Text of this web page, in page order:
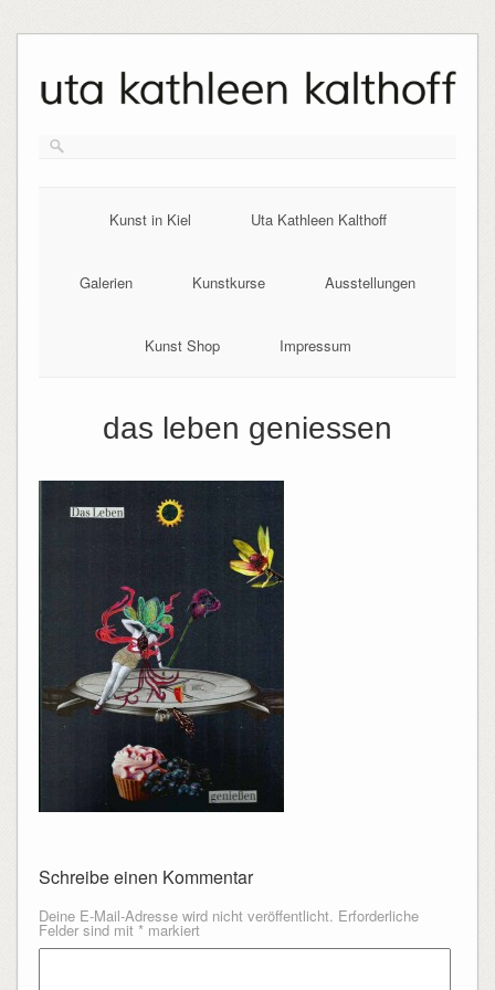
content
Kunst in Kiel Uta Kathleen Kalthoff
Galerien Kunstkurse Ausstellungen
Kunst Shop Impressum
das leben geniessen
Schreibe einen Kommentar
Deine E-Mail-Adresse wird nicht veröffentlicht. Erforderliche
Felder sind mit *markiert